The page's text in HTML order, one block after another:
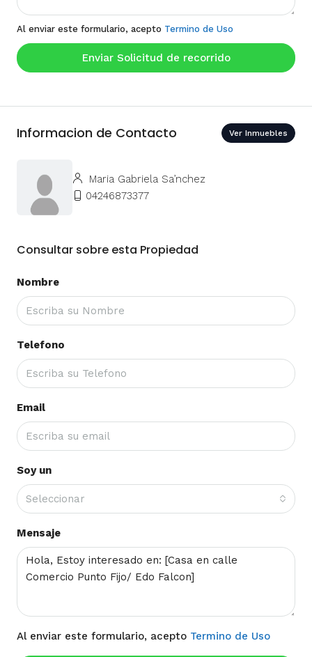
Al enviar este formulario, acepto Termino de Uso
Enviar Solicitud de recorrido
Informacion de Contacto Ver Inmuebles
Maria Gabriela Sa’nchez
04246873377
Consultar sobre esta Propiedad
Nombre
Telefono
Email
Soy un
Seleccionar
Mensaje
Al enviar este formulario, acepto Termino de Uso